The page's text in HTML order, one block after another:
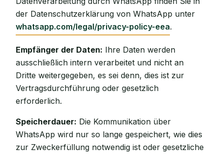
der Datenschutzerklärung von WhatsApp unter
whatsapp.com/legal/privacy-policy-eea.
Empfänger der Daten: Ihre Daten werden
ausschließlich intern verarbeitet und nicht an
Dritte weitergegeben, es sei denn, dies ist zur
Vertragsdurchführung oder gesetzlich
erforderlich.
Speicherdauer: Die Kommunikation über
WhatsApp wird nur so lange gespeichert, wie dies
zur Zweckerfüllung notwendig ist oder gesetzliche